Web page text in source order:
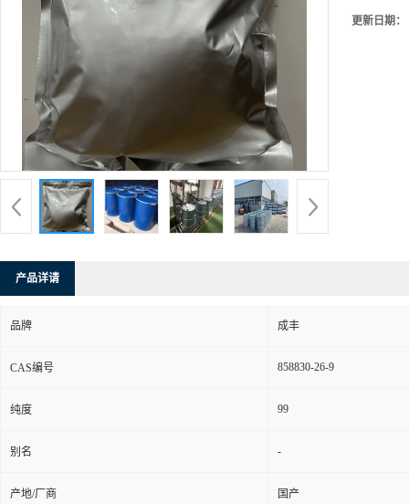
更新日期：
产品详请
品牌 成丰
CAS编号 858830-26-9
纯度 99
别名 -
产地/厂商 国产